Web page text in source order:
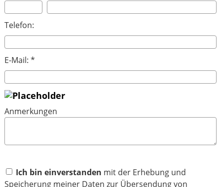
Telefon:
E-Mail: *
Anmerkungen
Ich bin einverstanden mit der Erhebung und
Speicherung meiner Daten zur Übersendung von